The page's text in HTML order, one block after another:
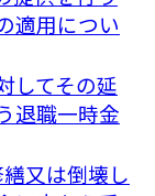
適用につい
してその延
退職一時金
又は倒壊し